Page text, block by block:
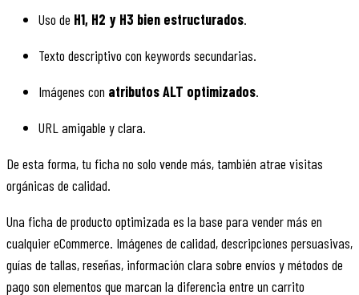
Uso de H1, H2 y H3 bien estructurados.
Texto descriptivo con keywords secundarias.
Imágenes con atributos ALT optimizados.
URL amigable y clara.
De esta forma, tu ficha no solo vende más, también atrae visitas
orgánicas de calidad.
Una ficha de producto optimizada es la base para vender más en
cualquier eCommerce. Imágenes de calidad, descripciones persuasivas,
guías de tallas, reseñas, información clara sobre envíos y métodos de
pago son elementos que marcan la diferencia entre un carrito